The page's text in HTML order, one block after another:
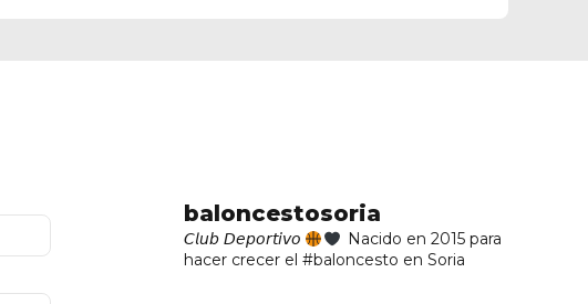
baloncestosoria
𝘊𝘭𝘶𝘣 𝘋𝘦𝘱𝘰𝘳𝘵𝘪𝘷𝘰
Nacido en 2015 para
hacer crecer el #baloncesto en Soria